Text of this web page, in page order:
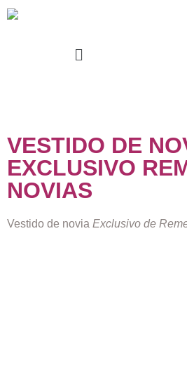
VESTIDO DE
EXCLUSIVO
NOVIAS
Vestido de novia Exclusivo de